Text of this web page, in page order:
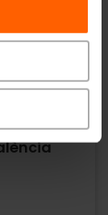
2026
Judas